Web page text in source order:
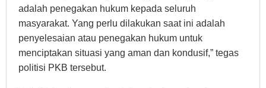
adalah penegakan hukum kepada seluruh
masyarakat. Yang perlu dilakukan saat ini adalah
penyelesaian atau penegakan hukum untuk
menciptakan situasi yang aman dan kondusif,” tegas
politisi PKB tersebut.